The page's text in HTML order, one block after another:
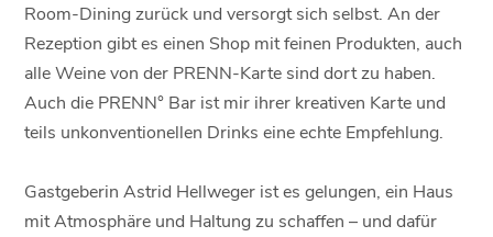
Room-Dining zurück und versorgt sich selbst. An der
Rezeption gibt es einen Shop mit feinen Produkten, auch
alle Weine von der PRENN-Karte sind dort zu haben.
Auch die PRENN° Bar ist mir ihrer kreativen Karte und
teils unkonventionellen Drinks eine echte Empfehlung.
Gastgeberin Astrid Hellweger ist es gelungen, ein Haus
mit Atmosphäre und Haltung zu schaffen – und dafür